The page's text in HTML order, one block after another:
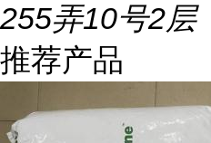
255弄10号2层
推荐产品